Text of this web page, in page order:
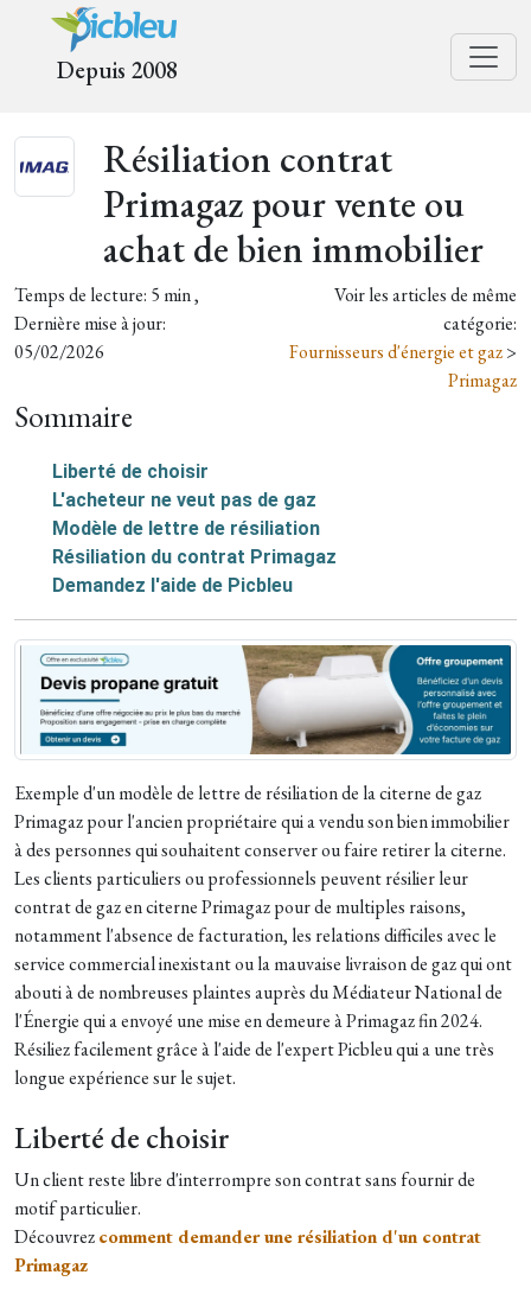
Depuis 2008
Résiliation contrat
Primagaz pour vente ou
achat de bien immobilier
Temps de lecture: 5 min ,
Dernière mise à jour:
05/02/2026
Voir les articles de même
catégorie:
Fournisseurs d'énergie et gaz>
Primagaz
Sommaire
Liberté de choisir
L'acheteur ne veut pas de gaz
Modèle de lettre de résiliation
Résiliation du contrat Primagaz
Demandez l'aide de Picbleu
Exemple d'un modèle de lettre de résiliation de la citerne de gaz
Primagaz pour l'ancien propriétaire qui a vendu son bien immobilier
à des personnes qui souhaitent conserver ou faire retirer la citerne.
Les clients particuliers ou professionnels peuvent résilier leur
contrat de gaz en citerne Primagaz pour de multiples raisons,
notamment l'absence de facturation, les relations difficiles avec le
service commercial inexistant ou la mauvaise livraison de gaz qui ont
abouti à de nombreuses plaintes auprès du Médiateur National de
l'Énergie qui a envoyé une mise en demeure à Primagaz fin 2024.
Résiliez facilement grâce à l'aide de l'expert Picbleu qui a une très
longue expérience sur le sujet.
Liberté de choisir
Un client reste libre d'interrompre son contratsans fournir de
motif particulier.
Découvrezcomment demander une résiliation d'un contrat
Primagaz